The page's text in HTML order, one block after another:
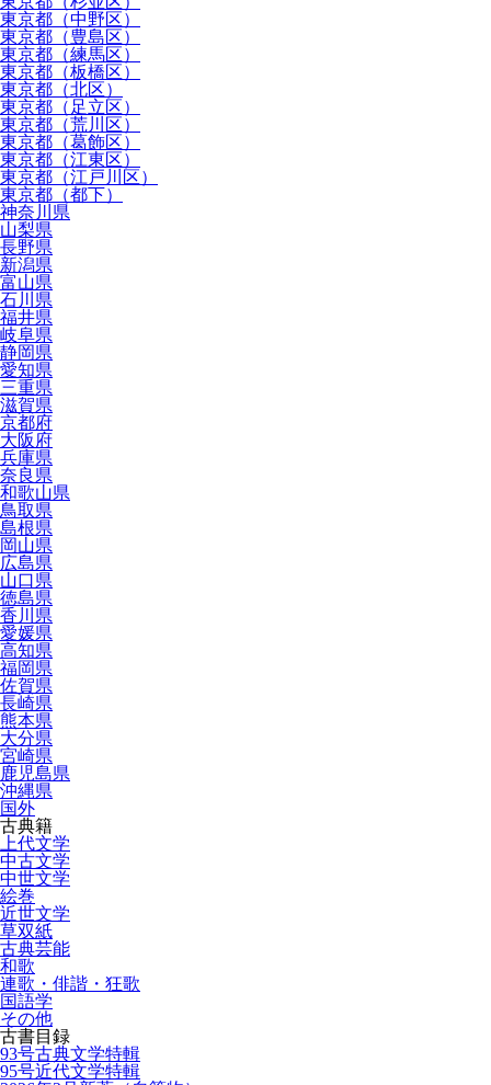
東京都（中野区）
東京都（豊島区）
東京都（練馬区）
東京都（板橋区）
東京都（北区）
東京都（足立区）
東京都（荒川区）
東京都（葛飾区）
東京都（江東区）
東京都（江戸川区）
東京都（都下）
神奈川県
山梨県
長野県
新潟県
富山県
石川県
福井県
岐阜県
静岡県
愛知県
三重県
滋賀県
京都府
大阪府
兵庫県
奈良県
和歌山県
鳥取県
島根県
岡山県
広島県
山口県
徳島県
香川県
愛媛県
高知県
福岡県
佐賀県
長崎県
熊本県
大分県
宮崎県
鹿児島県
沖縄県
国外
古典籍
上代文学
中古文学
中世文学
絵巻
近世文学
草双紙
古典芸能
和歌
連歌・俳諧・狂歌
国語学
その他
古書目録
93号古典文学特輯
95号近代文学特輯